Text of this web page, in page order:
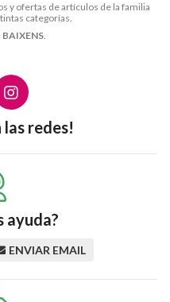
y ofertas de artículos de la familia
categorías.
BAIXENS.
las redes!
ayuda?
ENVIAR EMAIL